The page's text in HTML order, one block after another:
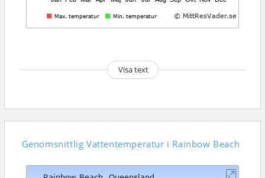
Visa text
Genomsnittlig Vattentemperatur i Rainbow Beach